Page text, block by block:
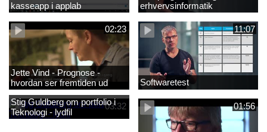
kasseapp i applab
erhvervsinformatik
02:23
Jette Vind - Prognose -
hvordan ser fremtiden ud
11:07
Softwaretest
03:32
Stig Guldberg om portfolio i
Teknologi - lydfil
01:56